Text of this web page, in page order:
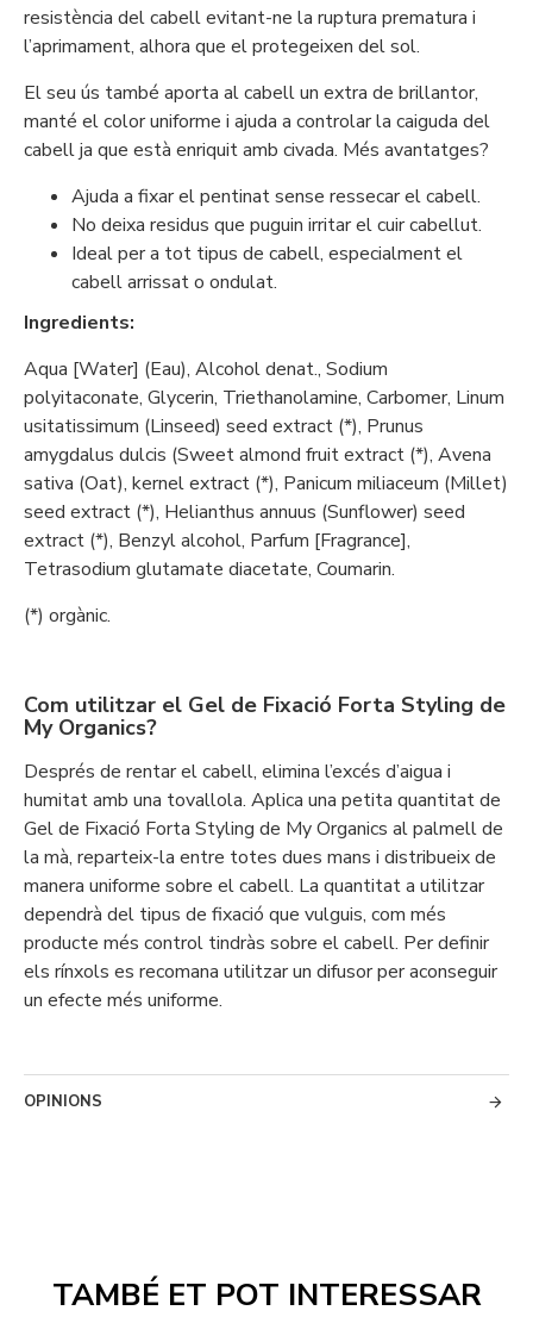
TAMBÉ ET POT INTERESSAR
resistència del cabell evitant-ne la ruptura prematura i
l’aprimament, alhora que el protegeixen del sol.
El seu ús també aporta al cabell un extra de brillantor,
manté el color uniforme i ajuda a controlar la caiguda del
cabell ja que està enriquit amb civada. Més avantatges?
Ajuda a fixar el pentinat sense ressecar el cabell.
No deixa residus que puguin irritar el cuir cabellut.
Ideal per a tot tipus de cabell, especialment el
cabell arrissat o ondulat.
Ingredients:
Aqua [Water] (Eau), Alcohol denat., Sodium
polyitaconate, Glycerin, Triethanolamine, Carbomer, Linum
usitatissimum (Linseed) seed extract (*), Prunus
amygdalus dulcis (Sweet almond fruit extract (*), Avena
sativa (Oat), kernel extract (*), Panicum miliaceum (Millet)
seed extract (*), Helianthus annuus (Sunflower) seed
extract (*), Benzyl alcohol, Parfum [Fragrance],
Tetrasodium glutamate diacetate, Coumarin.
(*) orgànic.
Com utilitzar el Gel de Fixació Forta Styling de
My Organics?
Després de rentar el cabell, elimina l’excés d’aigua i
humitat amb una tovallola. Aplica una petita quantitat de
Gel de Fixació Forta Styling de My Organics al palmell de
la mà, reparteix-la entre totes dues mans i distribueix de
manera uniforme sobre el cabell. La quantitat a utilitzar
dependrà del tipus de fixació que vulguis, com més
producte més control tindràs sobre el cabell. Per definir
els rínxols es recomana utilitzar un difusor per aconseguir
un efecte més uniforme.
OPINIONS